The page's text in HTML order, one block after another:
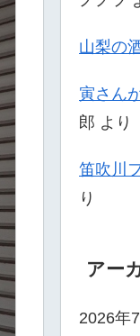
山梨の
寅さん
郎 より
笛吹川
り
アー
2026年